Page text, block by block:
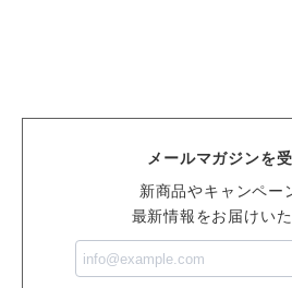
メールマガジンを
新商品やキャンペー
最新情報をお届けいた